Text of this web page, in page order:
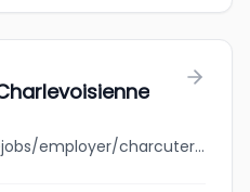
jobbank.gc.ca/browsejobs/employer/charcuterie+charlevoisienne/ca